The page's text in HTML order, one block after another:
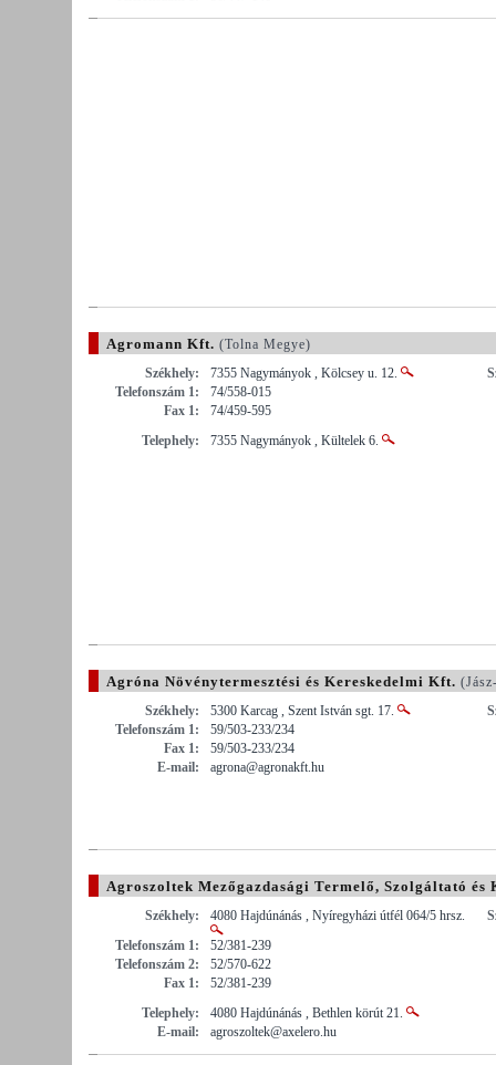
Agromann Kft. (Tolna Megye)
Székhely:
7355 Nagymányok , Kölcsey u. 12.
Telefonszám 1:
74/558-015
Fax 1:
74/459-595
Telephely:
7355 Nagymányok , Kültelek 6.
Agróna Növénytermesztési és Kereskedelmi Kft.
Székhely:
5300 Karcag , Szent István sgt. 17.
Telefonszám 1:
59/503-233/234
Fax 1:
59/503-233/234
E-mail:
agrona@agronakft.hu
Agroszoltek Mezőgazdasági Termelő, Szolgáltató és
Székhely:
4080 Hajdúnánás , Nyíregyházi útfél 064/5 hrsz.
Telefonszám 1:
52/381-239
Telefonszám 2:
52/570-622
Fax 1:
52/381-239
Telephely:
4080 Hajdúnánás , Bethlen körút 21.
E-mail:
agroszoltek@axelero.hu